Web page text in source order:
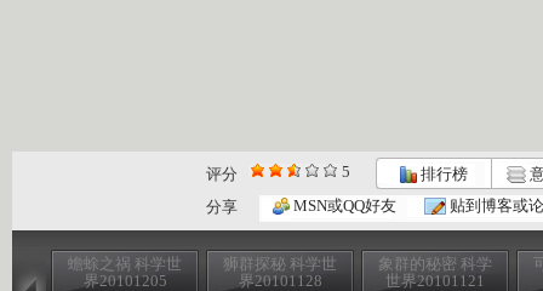
评分 5 排行榜
分享
MSN或QQ好友 贴到博客或
蟾蜍之祸 科学世
界20101205
狮群探秘 科学世
界20101128
象群的秘密 科学
世界20101121